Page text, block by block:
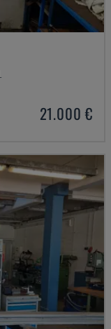
21.000 €